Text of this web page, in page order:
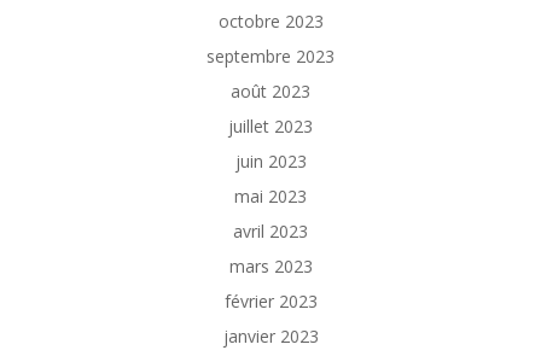
octobre 2023
septembre 2023
août 2023
juillet 2023
juin 2023
mai 2023
avril 2023
mars 2023
février 2023
janvier 2023